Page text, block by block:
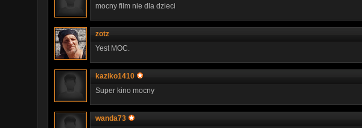
mocny film nie dla dzieci
zotz
Yest MOC.
kaziko1410
Super kino mocny
wanda73